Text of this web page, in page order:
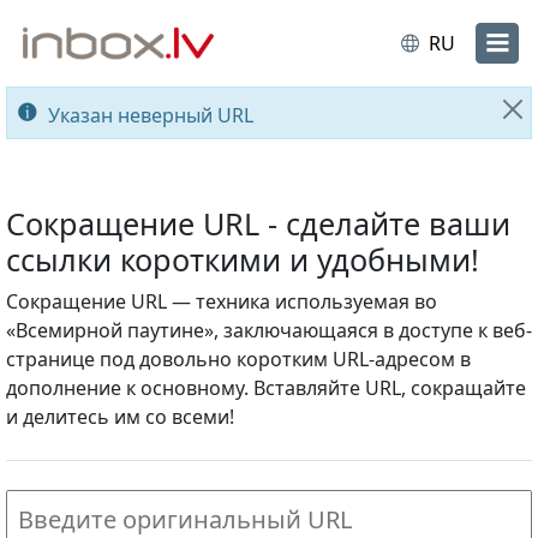
RU
Указан неверный URL
Сокращение URL - сделайте ваши
ссылки короткими и удобными!
Сокращение URL — техника используемая во
«Всемирной паутине», заключающаяся в доступе к веб-
странице под довольно коротким URL-адресом в
дополнение к основному. Вставляйте URL, сокращайте
и делитесь им со всеми!